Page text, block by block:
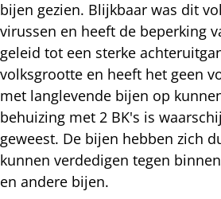
bijen gezien. Blijkbaar was dit
virussen en heeft de beperking
geleid tot een sterke
volksgrootte en heeft het geen
met langlevende bijen op
behuizing met 2 BK's is
geweest. De bijen hebben zich
kunnen verdedigen tegen
en andere bijen.